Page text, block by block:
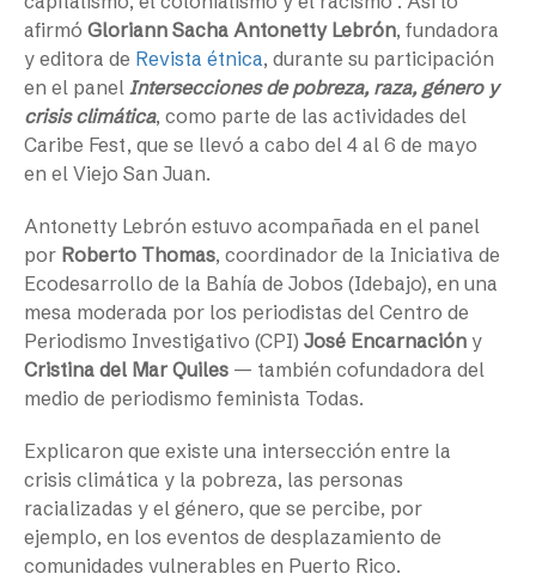
afirmó Gloriann Sacha Antonetty Lebrón, fundadora
y editora de Revista étnica, durante su participación
en el panel Intersecciones de pobreza, raza, género y
crisis climática, como parte de las actividades del
Caribe Fest, que se llevó a cabo del 4 al 6 de mayo
en el Viejo San Juan.
Antonetty Lebrón estuvo acompañada en el panel
por Roberto Thomas, coordinador de la Iniciativa de
Ecodesarrollo de la Bahía de Jobos (Idebajo), en una
mesa moderada por los periodistas del Centro de
Periodismo Investigativo (CPI) José Encarnación y
Cristina del Mar Quiles — también cofundadora del
medio de periodismo feminista Todas.
Explicaron que existe una intersección entre la
crisis climática y la pobreza, las personas
racializadas y el género, que se percibe, por
ejemplo, en los eventos de desplazamiento de
comunidades vulnerables en Puerto Rico.